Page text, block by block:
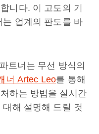
니다. 이 고도의 기
업계의 판도를 바
트너는 무선 방식의
너 Artec Leo를 통해
하는 방법을 실시간
해 설명해 드릴 것